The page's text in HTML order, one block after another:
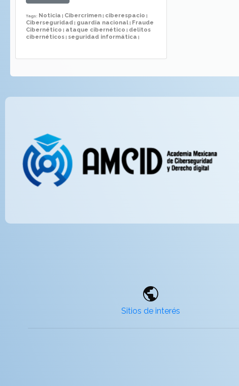
Tags: Noticia | Cibercrimen | ciberespacio |
Ciberseguridad | guardia nacional | Fraude
Cibernético | ataque cibernético | delitos
cibernéticos | seguridad informática |
public
Sitios de interés